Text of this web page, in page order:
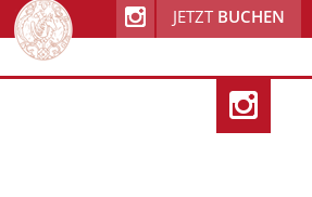
JETZT BUCHEN